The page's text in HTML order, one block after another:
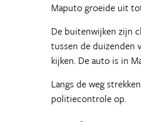
Maputo groeide uit
De buitenwijken zijn
tussen de duizenden
kijken. De auto is in
Langs de weg
politiecontrole op.